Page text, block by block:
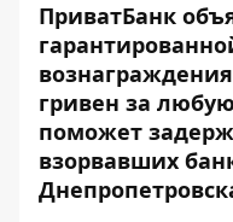
ПриватБанк
гривен за
поможет
взорвавших